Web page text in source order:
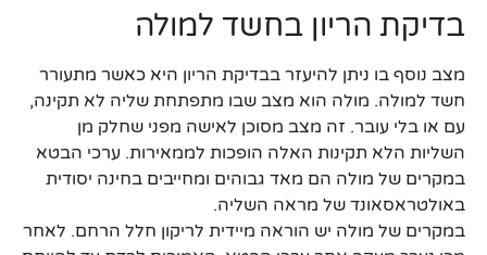
בדיקת הריון בחשד למולה
מצב נוסף בו ניתן להיעזר בבדיקת הריון היא כאשר מתעורר
חשד למולה. מולה הוא מצב שבו מתפתחת שליה לא תקינה,
עם או בלי עובר. זה מצב מסוכן לאישה מפני שחלק מן
השליות הלא תקינות האלה הופכות לממאירות. ערכי הבטא
במקרים של מולה הם מאד גבוהים ומחייבים בחינה יסודית
באולטראסאונד של מראה השליה.
במקרים של מולה יש הוראה מיידית לריקון חלל הרחם. לאחר